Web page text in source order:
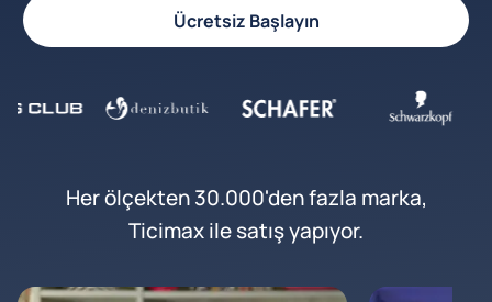
Ücretsiz Başlayın
Her ölçekten 30.000'den fazla marka,
Ticimax ile satış yapıyor.